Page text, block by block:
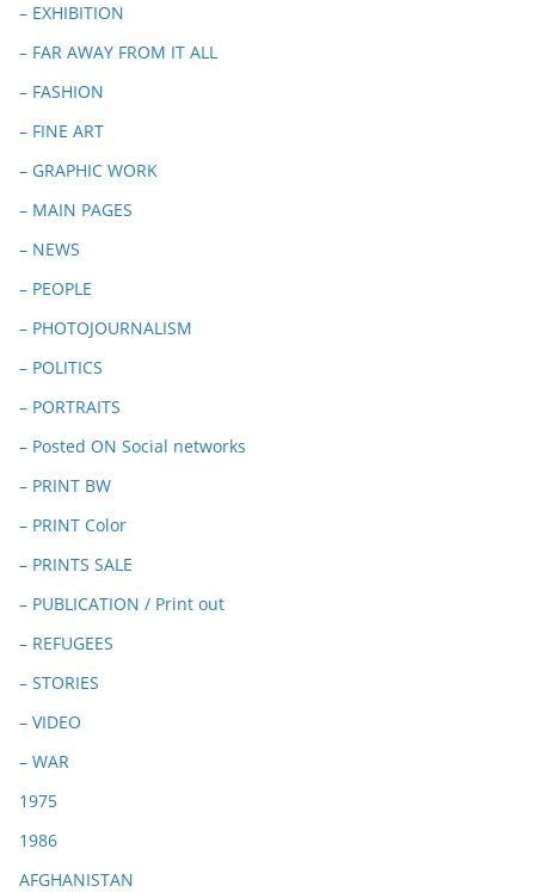
– EXHIBITION
– FAR AWAY FROM IT ALL
– FASHION
– FINE ART
– GRAPHIC WORK
– MAIN PAGES
– NEWS
– PEOPLE
– PHOTOJOURNALISM
– POLITICS
– PORTRAITS
– Posted ON Social networks
– PRINT BW
– PRINT Color
– PRINTS SALE
– PUBLICATION / Print out
– REFUGEES
– STORIES
– VIDEO
– WAR
1975
1986
AFGHANISTAN